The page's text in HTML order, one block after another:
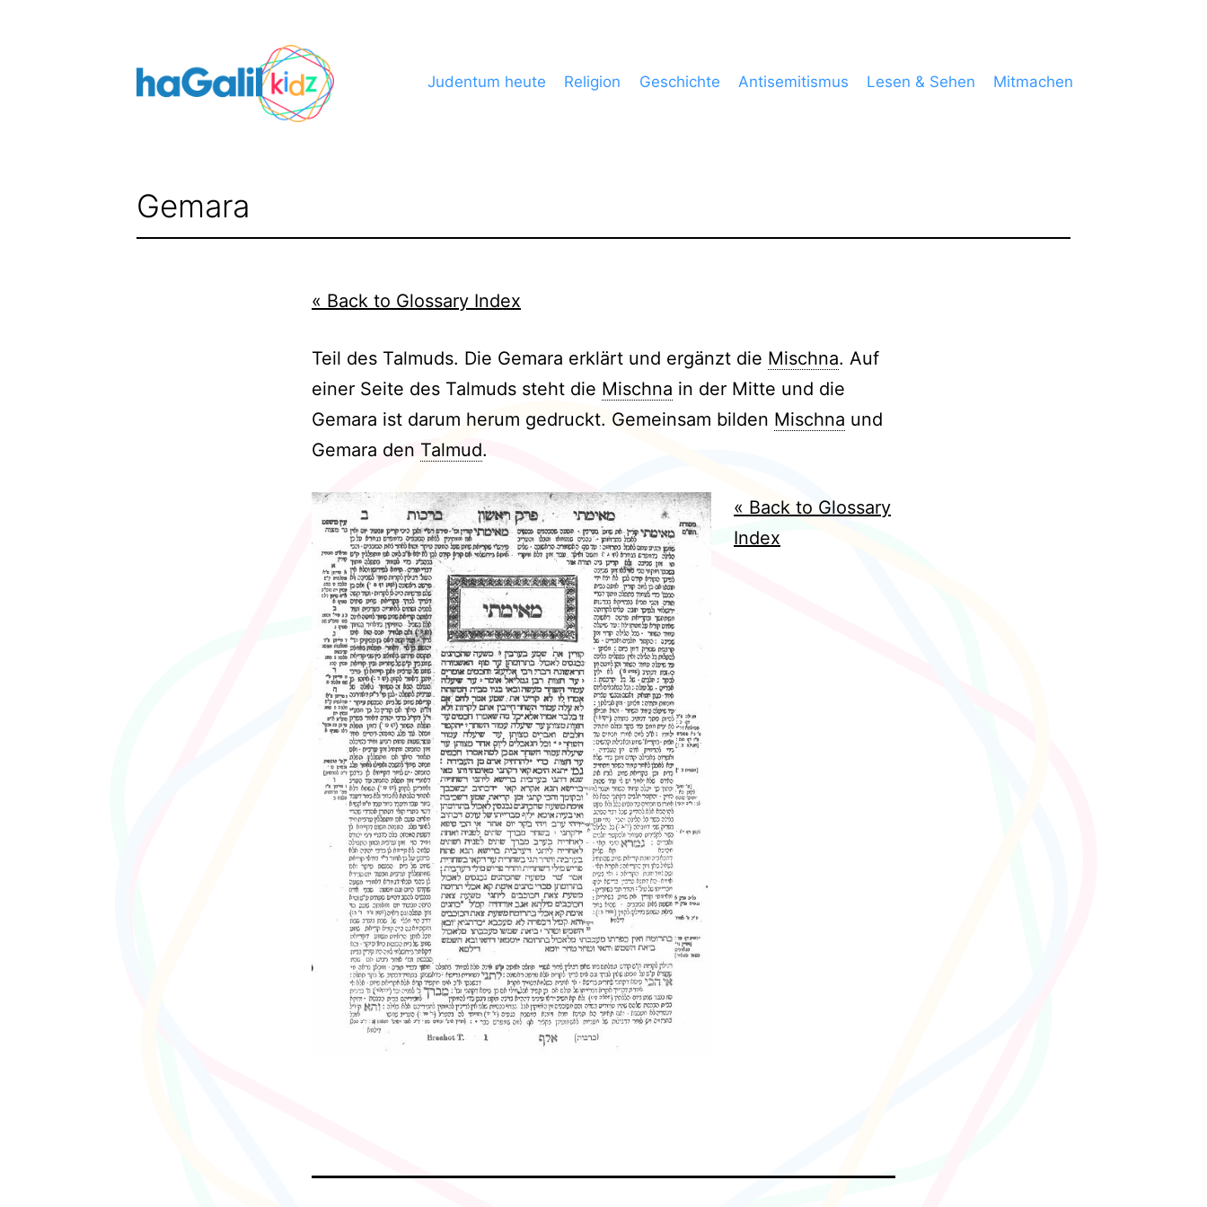
Judentum heute Religion Geschichte Antisemitismus Lesen & Sehen Mitmachen
Gemara
« Back to Glossary Index
Teil des Talmuds. Die Gemara erklärt und ergänzt die Mischna. Auf
einer Seite des Talmuds steht die Mischna in der Mitte und die
Gemara ist darum herum gedruckt. Gemeinsam bilden Mischna und
Gemara den Talmud.
« Back to Glossary
Index